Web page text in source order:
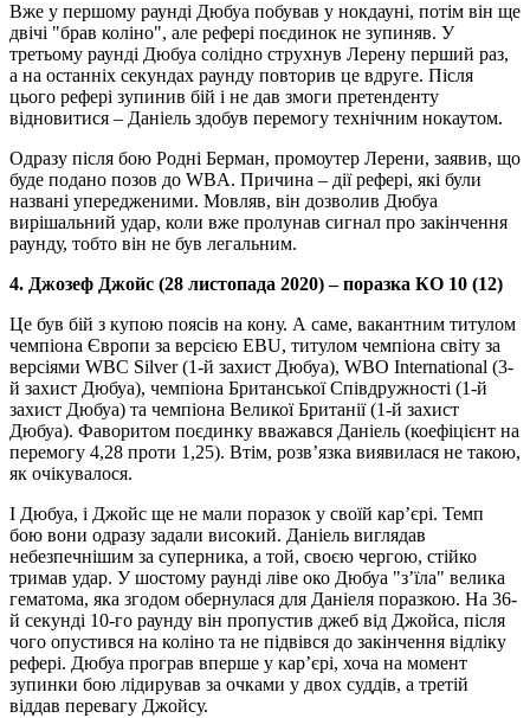
Вже у першому раунді Дюбуа побував у нокдауні, потім він ще
двічі "брав коліно", але рефері поєдинок не зупиняв. У
третьому раунді Дюбуа солідно струхнув Лерену перший раз,
а на останніх секундах раунду повторив це вдруге. Після
цього рефері зупинив бій і не дав змоги претенденту
відновитися – Даніель здобув перемогу технічним нокаутом.
Одразу після бою Родні Берман, промоутер Лерени, заявив, що
буде подано позов до WBA. Причина – дії рефері, які були
названі упередженими. Мовляв, він дозволив Дюбуа
вирішальний удар, коли вже пролунав сигнал про закінчення
раунду, тобто він не був легальним.
4. Джозеф Джойс (28 листопада 2020) – поразка КО 10 (12)
Це був бій з купою поясів на кону. А саме, вакантним титулом
чемпіона Європи за версією EBU, титулом чемпіона світу за
версіями WBC Silver (1-й захист Дюбуа), WBO International (3-
й захист Дюбуа), чемпіона Британської Співдружності (1-й
захист Дюбуа) та чемпіона Великої Британії (1-й захист
Дюбуа). Фаворитом поєдинку вважався Даніель (коефіцієнт на
перемогу 4,28 проти 1,25). Втім, розв’язка виявилася не такою,
як очікувалося.
І Дюбуа, і Джойс ще не мали поразок у своїй кар’єрі. Темп
бою вони одразу задали високий. Даніель виглядав
небезпечнішим за суперника, а той, своєю чергою, стійко
тримав удар. У шостому раунді ліве око Дюбуа "з’їла" велика
гематома, яка згодом обернулася для Даніеля поразкою. На 36-
й секунді 10-го раунду він пропустив джеб від Джойса, після
чого опустився на коліно та не підвівся до закінчення відліку
рефері. Дюбуа програв вперше у кар’єрі, хоча на момент
зупинки бою лідирував за очками у двох суддів, а третій
віддав перевагу Джойсу.